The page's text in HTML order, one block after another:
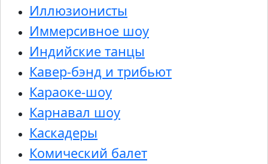
Иллюзионисты
Иммерсивное шоу
Индийские танцы
Кавер-бэнд и трибьют
Караоке-шоу
Карнавал шоу
Каскадеры
Комический балет